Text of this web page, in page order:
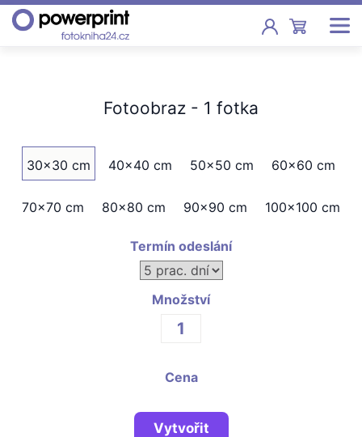
Pevná vazba, sešity, poukazy
Fotokalendáře
Nástěnné, stolní i roční
Tisk fotografií od 2,90 Kč
Hrnky, magnety, trička…
Fotoobraz - 1 fotka
30x30 cm 40x40 cm 50x50 cm 60x60 cm
70x70 cm 80x80 cm 90x90 cm 100x100 cm
Termín odeslání
Množství
Cena
Vytvořit